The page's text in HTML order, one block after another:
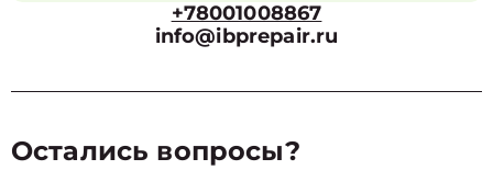
+78001008867
info@ibprepair.ru
Остались вопросы?